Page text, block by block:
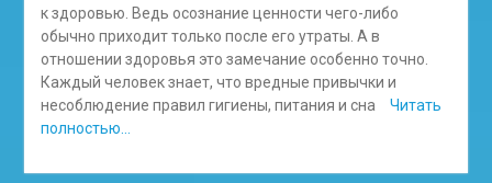
к здоровью. Ведь осознание ценности чего-либо
обычно приходит только после его утраты. А в
отношении здоровья это замечание особенно точно.
Каждый человек знает, что вредные привычки и
несоблюдение правил гигиены, питания и сна
Читать
полностью…